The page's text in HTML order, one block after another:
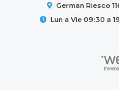
German Riesco
Lun a Vie 09:30 a